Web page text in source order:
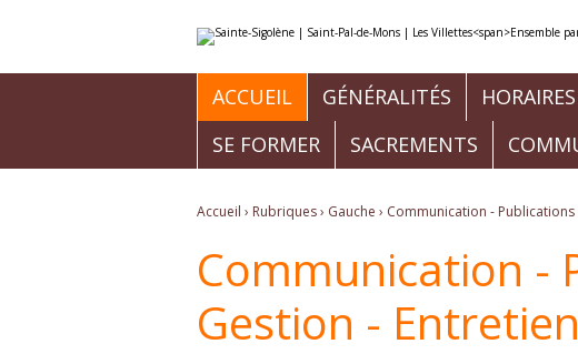
contenu.
ACCUEIL GÉNÉRALITÉS HORAIRES
SE FORMER
SACREMENTS
Accueil › Rubriques› Gauche › Communication - Publications
Communication -
Gestion - Entretien